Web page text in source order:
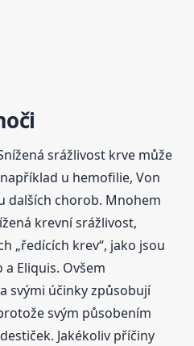
srážlivost krve může
u hemofilie, Von
dalších chorob. Mnohem
krevní srážlivost,
„ředících krev“, jako jsou
Eliquis. Ovšem
svými účinky způsobují
svým působením
Jakékoliv příčiny